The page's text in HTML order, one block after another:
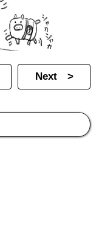
Next >